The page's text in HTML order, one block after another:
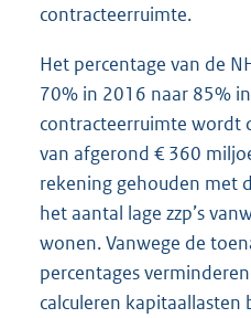
contracteerruimte.
Het percentage van de
70% in 2016 naar 85%
contracteerruimte wordt
van afgerond € 360
rekening gehouden met
het aantal lage zzp’s
wonen. Vanwege de
percentages
calculeren kapitaallasten